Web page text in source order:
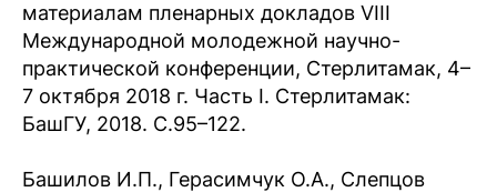
материалам пленарных докладов VIII
Международной молодежной научно-
практической конференции, Стерлитамак, 4–
7 октября 2018 г. Часть I. Стерлитамак:
БашГУ, 2018. С.95–122.
Башилов И.П., Герасимчук О.А., Слепцов